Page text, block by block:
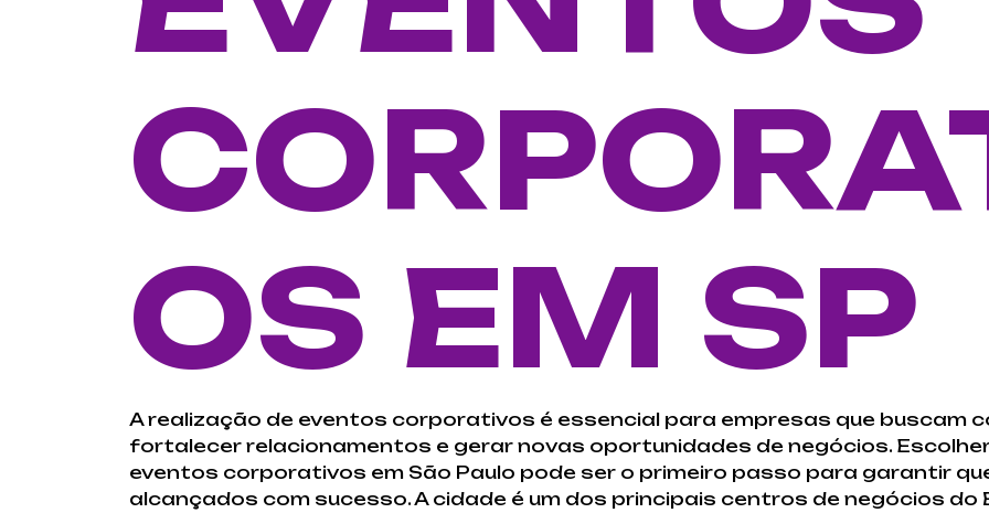
OS EM SP
A realização de eventos corporativos é essencial para empresas que buscam
fortalecer relacionamentos e gerar novas oportunidades de negócios.
eventos corporativos em São Paulo pode ser o primeiro passo para garantir
alcançados com sucesso. A cidade é um dos principais centros de negócios do